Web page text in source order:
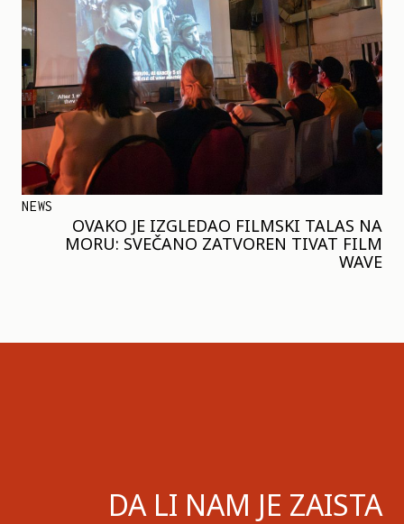
NEWS
OVAKO JE IZGLEDAO FILMSKI TALAS NA
MORU: SVEČANO ZATVOREN TIVAT FILM
WAVE
DA LI NAM JE ZAISTA